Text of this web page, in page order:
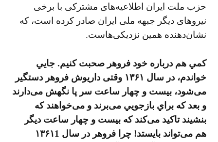
حزب ملت ايران اطلاعيه‌های مشتركی با برخی
نيروهای ديگر جبهه ملی ايران صادر كرده است، كه
نشان‌دهنده همين نزديكی‌هاست.
كمي هم درباره خود فروهر صحبت كنيم. جايي
خواندم، در سال ۱۳۶۱ وقتی داريوش فروهر دستگير
می‌شود، بيست و چهار ساعت سر پا نگهش می‌دارند
و بعد كه براي بازجويي می‌برند و می‌خواهند كه
بنشيند تاكيد می‌كند كه بيست و چهار ساعت ديگر
هم می‌تواند بايستد! چرا فروهر در سال ۱۳۶۱1